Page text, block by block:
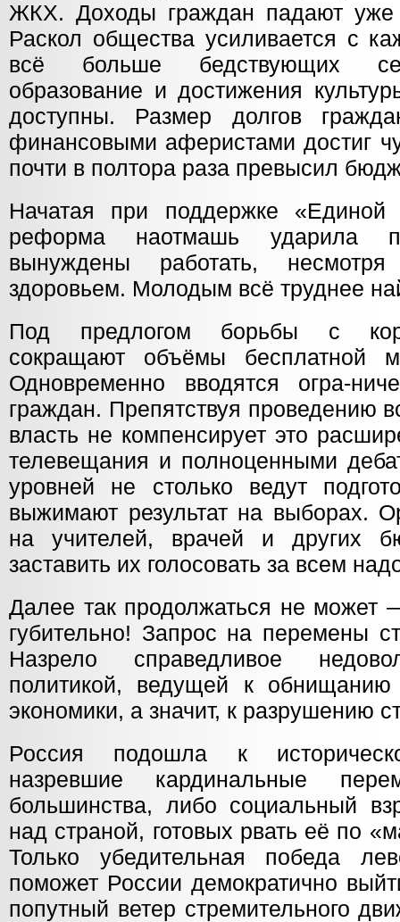
ЖКХ. Доходы граждан падают уже
Раскол общества усиливается с
всё больше бедствующих
образование и достижения
доступны. Размер долгов
финансовыми аферистами достиг
почти в полтора раза превысил
Начатая при поддержке «Единой
реформа наотмашь ударила
вынуждены работать,
здоровьем. Молодым всё труднее
Под предлогом борьбы с
сокращают объёмы бесплатной
Одновременно вводятся огра-
граждан. Препятствуя проведению
власть не компенсирует это
телевещания и полноценными
уровней не столько ведут
выжимают результат на выборах.
на учителей, врачей и других
заставить их голосовать за всем
Далее так продолжаться не может
губительно! Запрос на перемены
Назрело справедливое
политикой, ведущей к
экономики, а значит, к разрушению
Россия подошла к
назревшие кардинальные
большинства, либо социальный
над страной, готовых рвать её по
Только убедительная победа
поможет России демократично
попутный ветер стремительного